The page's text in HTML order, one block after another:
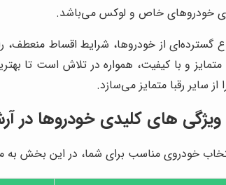
خودروهای خاص و لوکس می‌باشد.
گسترده‌ای از خودروها، شرایط اقساط منعطف،
و با کیفیت، همواره در تلاش است تا
سایر رقبا متمایز می‌سازد.
های کلیدی خودروها در
خودروی مناسب برای شما، در این بخش